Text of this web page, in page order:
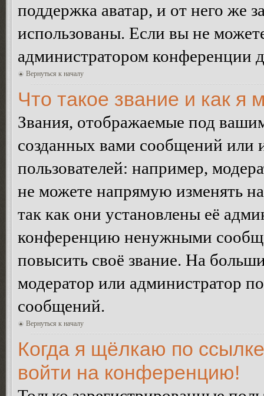
поддержка аватар, и от него же
использованы. Если вы не
администратором конференции
Вернуться к началу
Что такое звание и как я
Звания, отображаемые под
созданных вами сообщений
пользователей: например,
не можете напрямую изменять
так как они установлены её
конференцию ненужными
повысить своё звание. На
модератор или администратор
сообщений.
Вернуться к началу
Когда я щёлкаю по
войти на конференцию!